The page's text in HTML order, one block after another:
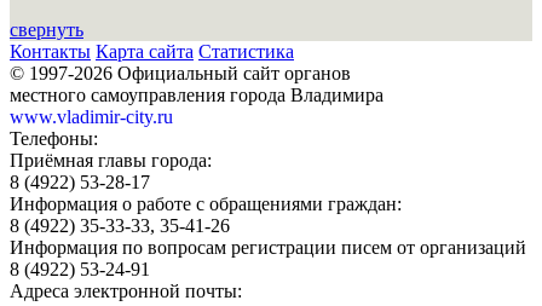
свернуть
Контакты Карта сайта Статистика
© 1997-2026 Официальный сайт органов
местного самоуправления города Владимира
www.vladimir-city.ru
Телефоны:
Приёмная главы города:
8 (4922) 53-28-17
Информация о работе с обращениями граждан:
8 (4922) 35-33-33, 35-41-26
Информация по вопросам регистрации писем от организаций
8 (4922) 53-24-91
Адреса электронной почты: